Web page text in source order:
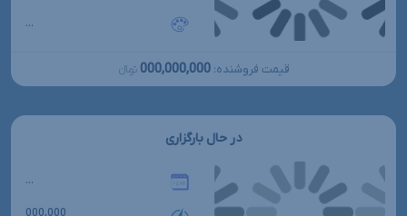
...
قیمت فروشنده: 000,000,000 تومانءءء
در حال بارگزاری
...